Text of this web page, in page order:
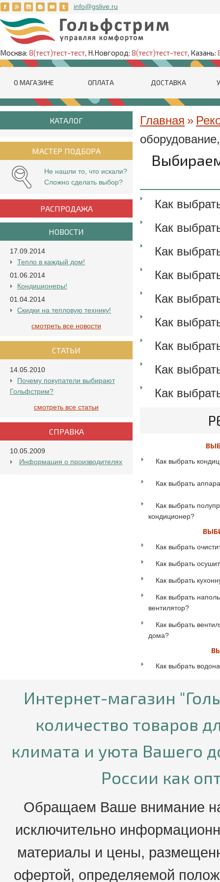
info@gslive.ru
Москва: 8(тест)тест-тест, Н.Новгород: 8(тест)тест-тест, Казань:
О МАГАЗИНЕ ОПЛАТА ДОСТАВКА
КАТАЛОГ
МАСТЕР ПОДБОРА
Не нашли то, что искали?
Сложно сделать выбор?
РАСПРОДАЖА
НОВОСТИ
17.09.2014
Тепло в каждый дом!
01.06.2014
Кондиционеры!
01.04.2014
Скидки на тепловую технику!
смотреть все новости
СТАТЬИ
14.05.2010
Почему покупатели выбирают
Гольфстрим?
смотреть все статьи
СПРАВКА
10.05.2009
Информация о производителях
Главная »
Как
Как
Как
Как
Как
Как
Как
Как
Как
Как выбрать
Как выбрать
Как выбрать
кондиционер?
Как выбрать
Как выбрать
Как выбрать
Как выбрать
вентилятор?
Как выбрать
дома?
Как выбрать
Интернет-магазин
количество товаров
климата и уюта Вашего
России как
Обращаем Ваше внимание на
исключительно
материалы и цены,
офертой, определяемой